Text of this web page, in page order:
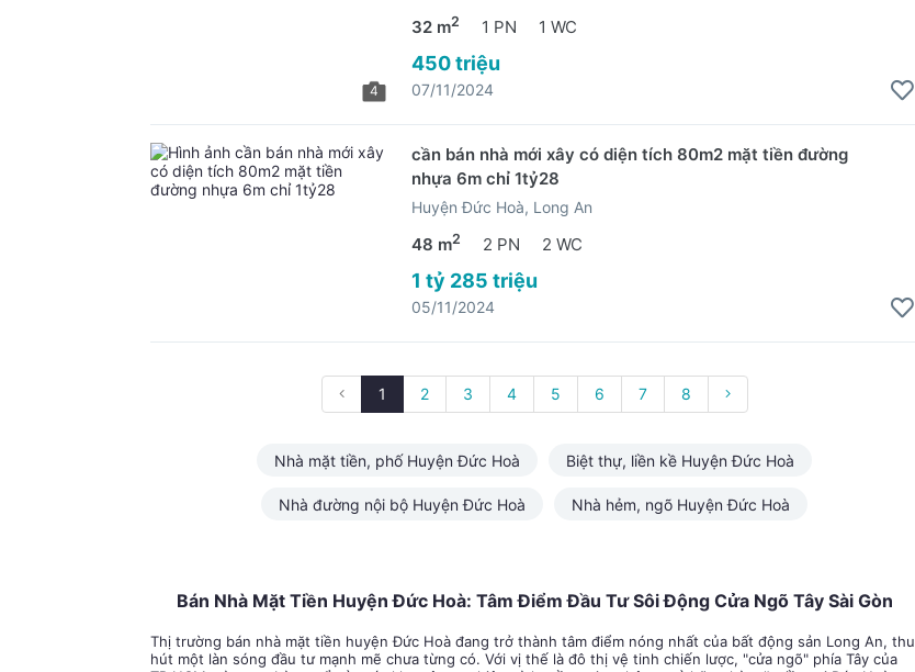
4
32 m2 1 PN 1 WC
450 triệu
07/11/2024
cần bán nhà mới xây có diện tích 80m2 mặt tiền đường
nhựa 6m chỉ 1tỷ28
Huyện Đức Hoà, Long An
48 m2 2 PN 2 WC
1 tỷ 285 triệu
05/11/2024
1 2 3 4 5 6 7 8
Nhà mặt tiền, phố Huyện Đức Hoà Biệt thự, liền kề Huyện Đức Hoà
Nhà đường nội bộ Huyện Đức Hoà Nhà hẻm, ngõ Huyện Đức Hoà
Bán Nhà Mặt Tiền Huyện Đức Hoà: Tâm Điểm Đầu Tư Sôi Động Cửa Ngõ Tây Sài Gòn
Thị trường bán nhà mặt tiền huyện Đức Hoà đang trở thành tâm điểm nóng nhất của bất động sản Long An, thu
hút một làn sóng đầu tư mạnh mẽ chưa từng có. Với vị thế là đô thị vệ tinh chiến lược, "cửa ngõ" phía Tây của